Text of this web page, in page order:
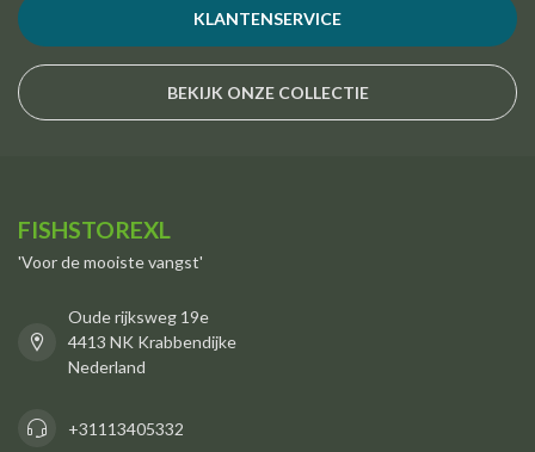
KLANTENSERVICE
BEKIJK ONZE COLLECTIE
FISHSTOREXL
'Voor de mooiste vangst'
Oude rijksweg 19e
4413 NK Krabbendijke
Nederland
+31113405332